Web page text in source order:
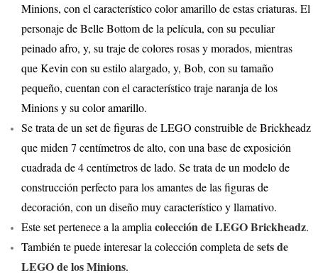
Minions, con el característico color amarillo de estas criaturas. El
personaje de Belle Bottom de la película, con su peculiar
peinado afro, y, su traje de colores rosas y morados, mientras
que Kevin con su estilo alargado, y, Bob, con su tamaño
pequeño, cuentan con el característico traje naranja de los
Minions y su color amarillo.
Se trata de un set de figuras de LEGO construible de Brickheadz
que miden 7 centímetros de alto, con una base de exposición
cuadrada de 4 centímetros de lado. Se trata de un modelo de
construcción perfecto para los amantes de las figuras de
decoración, con un diseño muy característico y llamativo.
Este set pertenece a la ampliacolección de LEGO Brickheadz.
También te puede interesar la colección completa desets de
LEGO de los Minions.